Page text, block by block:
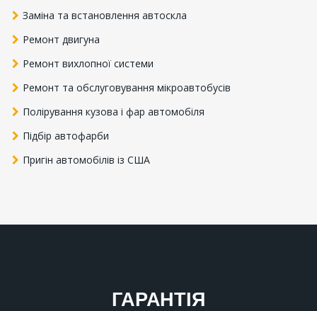
Заміна та встановлення автоскла
Ремонт двигуна
Ремонт вихлопної системи
Ремонт та обслуговування мікроавтобусів
Полірування кузова і фар автомобіля
Підбір автофарби
Пригін автомобілів із США
ГАРАНТІЯ